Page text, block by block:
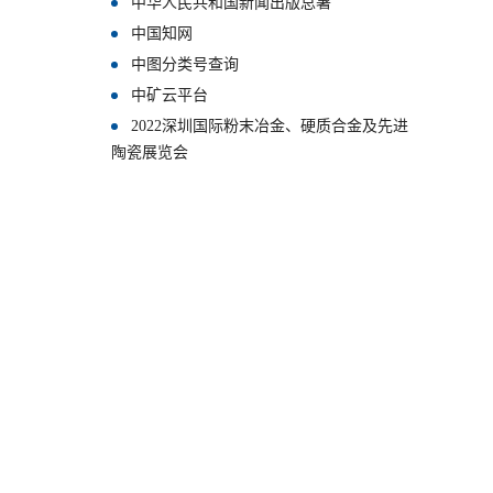
中国知网
中图分类号查询
中矿云平台
2022深圳国际粉末冶金、硬质合金及先进
陶瓷展览会